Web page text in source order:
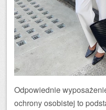
Odpowiednie
ochrony osobistej to